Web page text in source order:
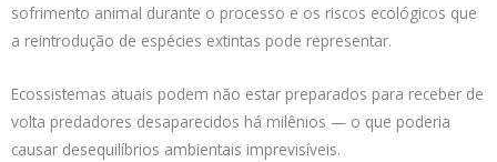
sofrimento animal durante o processo e os riscos ecológicos que
a reintrodução de espécies extintas pode representar.
Ecossistemas atuais podem não estar preparados para receber de
volta predadores desaparecidos há milênios — o que poderia
causar desequilíbrios ambientais imprevisíveis.